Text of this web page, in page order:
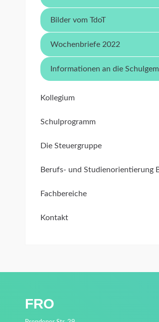
Bilder vom TdoT
Wochenbriefe 2022
Informationen an die
Kollegium
Schulprogramm
Die Steuergruppe
Berufs- und Studienorientierung
Fachbereiche
Kontakt
FRO